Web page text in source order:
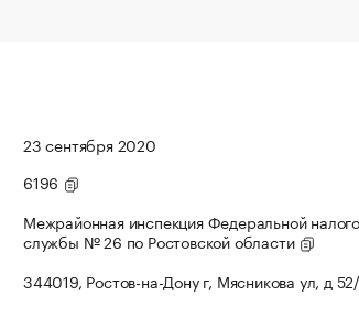
23 сентября 2020
6196
Межрайонная инспекция Федеральной
службы № 26 по Ростовской области
344019, Ростов-на-Дону г, Мясникова ул, д